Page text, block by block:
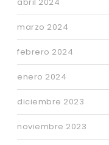
marzo 2024
febrero 2024
enero 2024
diciembre 2023
noviembre 2023